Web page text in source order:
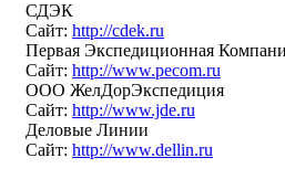
СДЭК
Сайт: http://cdek.ru
Первая Экспедиционная
Сайт: http://www.pecom.ru
ООО ЖелДорЭкспедиция
Сайт: http://www.jde.ru
Деловые Линии
Сайт: http://www.dellin.ru